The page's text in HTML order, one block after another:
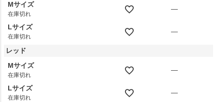
Mサイズ
在庫切れ
—
Lサイズ
在庫切れ
—
レッド
Mサイズ
在庫切れ
—
Lサイズ
在庫切れ
—